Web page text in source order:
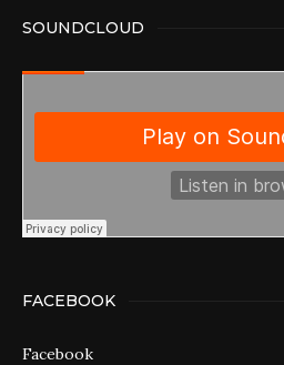
SOUNDCLOUD
FACEBOOK
Facebook